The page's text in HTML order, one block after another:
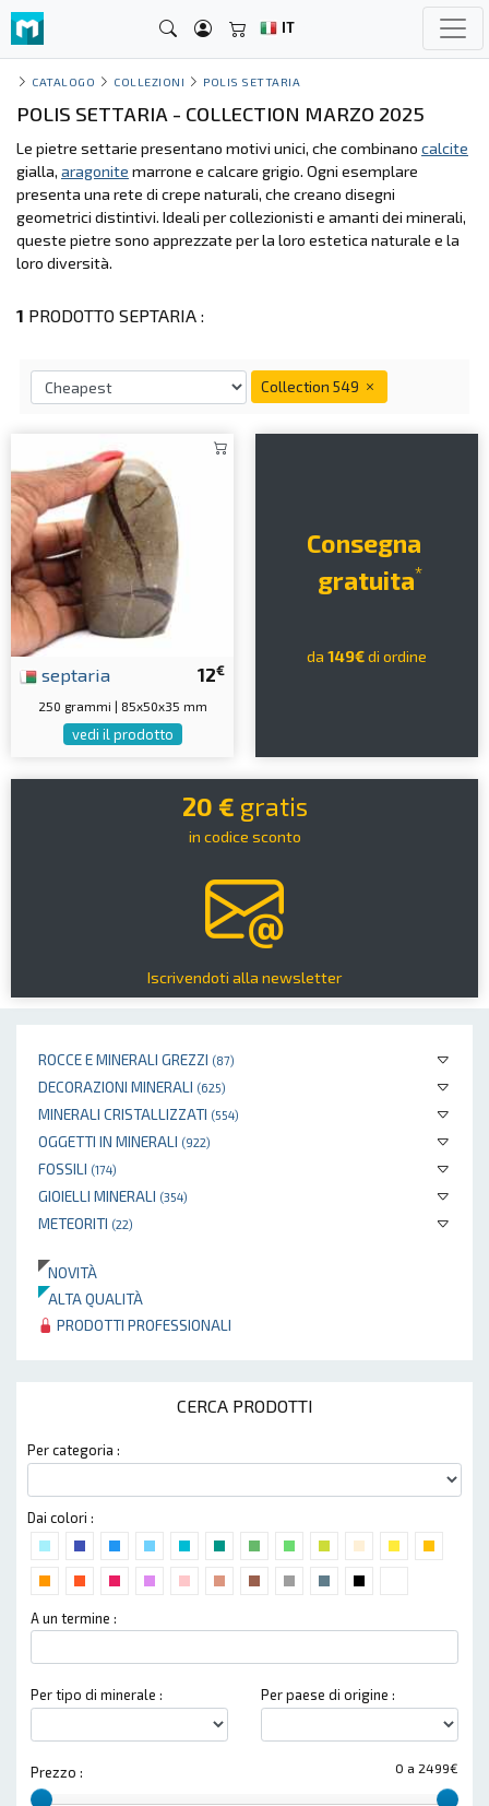
IT
ROCCE E MINERALI GREZZI (87)
DECORAZIONI MINERALI (625)
MINERALI CRISTALLIZZATI (554)
OGGETTI IN MINERALI (922)
FOSSILI (174)
GIOIELLI MINERALI (354)
METEORITI (22)
NOVITÀ
ALTA QUALITÀ
PRODOTTI PROFESSIONALI
CERCA PRODOTTI
Per categoria :
Dai colori :
A un termine :
Per tipo di minerale : Per paese di origine :
0 a 2499€
Prezzo :
CATALOGO COLLEZIONI POLIS SETTARIA
POLIS SETTARIA - COLLECTION MARZO 2025
Le pietre settarie presentano motivi unici, che combinano calcite
gialla, aragonite marrone e calcare grigio. Ogni esemplare
presenta una rete di crepe naturali, che creano disegni
geometrici distintivi. Ideali per collezionisti e amanti dei minerali,
queste pietre sono apprezzate per la loro estetica naturale e la
loro diversità.
1 PRODOTTO SEPTARIA :
Collection 549
12€
septaria
250 grammi | 85x50x35 mm
vedi il prodotto
Consegna
gratuita*
da 149€di ordine
20 € gratis
in codice sconto
Iscrivendoti alla newsletter